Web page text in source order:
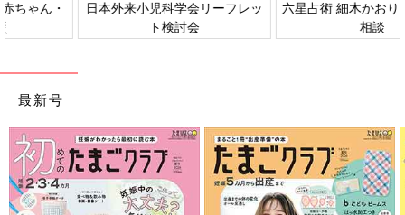
前の話
息子、初めての
「嘘」。しかしその
真相に仰天！？[夫婦
のじかん大貫さんの
ママ芸人日記#98]
「魔の2歳児」を終えて
みて[夫婦のじかん大貫
さんのママ芸人日記
#100]
日本外来小児科学会リーフレッ
六星占術 細木かおりさんの人生
最新号